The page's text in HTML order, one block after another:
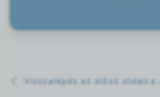
Visszalépés az előző oldalra...